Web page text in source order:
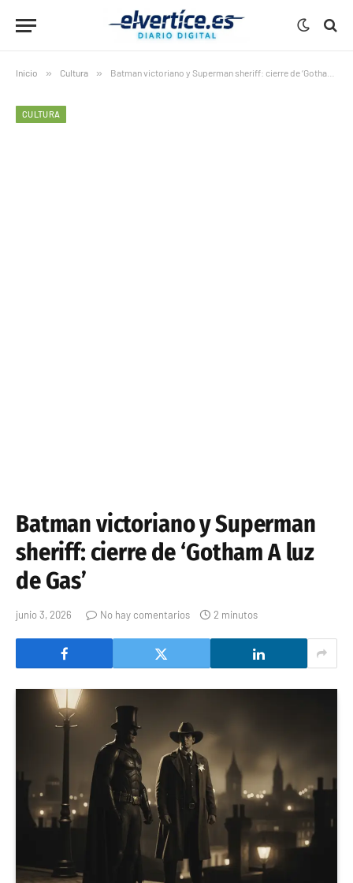
Inicio » Cultura » Batman victoriano y Superman sheriff: cierre de ‘Gotham A luz de Gas’
CULTURA
Batman victoriano y Superman
sheriff: cierre de ‘Gotham A luz
de Gas’
junio 3, 2026 No hay comentarios 2 minutos